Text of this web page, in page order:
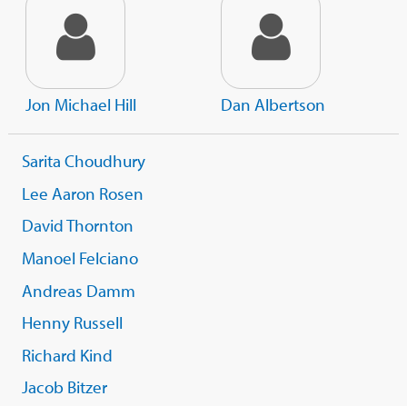
Jon Michael Hill Dan Albertson
Sarita Choudhury
Lee Aaron Rosen
David Thornton
Manoel Felciano
Andreas Damm
Henny Russell
Richard Kind
Jacob Bitzer